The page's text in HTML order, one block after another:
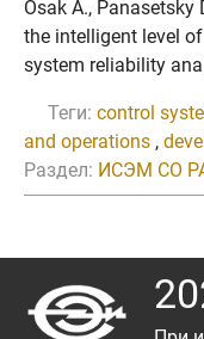
Osak A.,
the intelligent level
system reliability
Теги: control
and operations ,
Раздел: ИСЭМ СО